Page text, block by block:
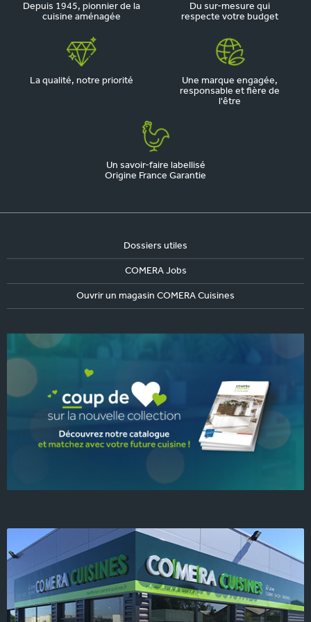
Depuis 1945, pionnier de la
cuisine aménagée
Du sur-mesure qui
respecte votre budget
La qualité, notre priorité
Une marque engagée,
responsable et fière de
l'être
Un savoir-faire labellisé
Origine France Garantie
Dossiers utiles
COMERA Jobs
Ouvrir un magasin COMERA Cuisines